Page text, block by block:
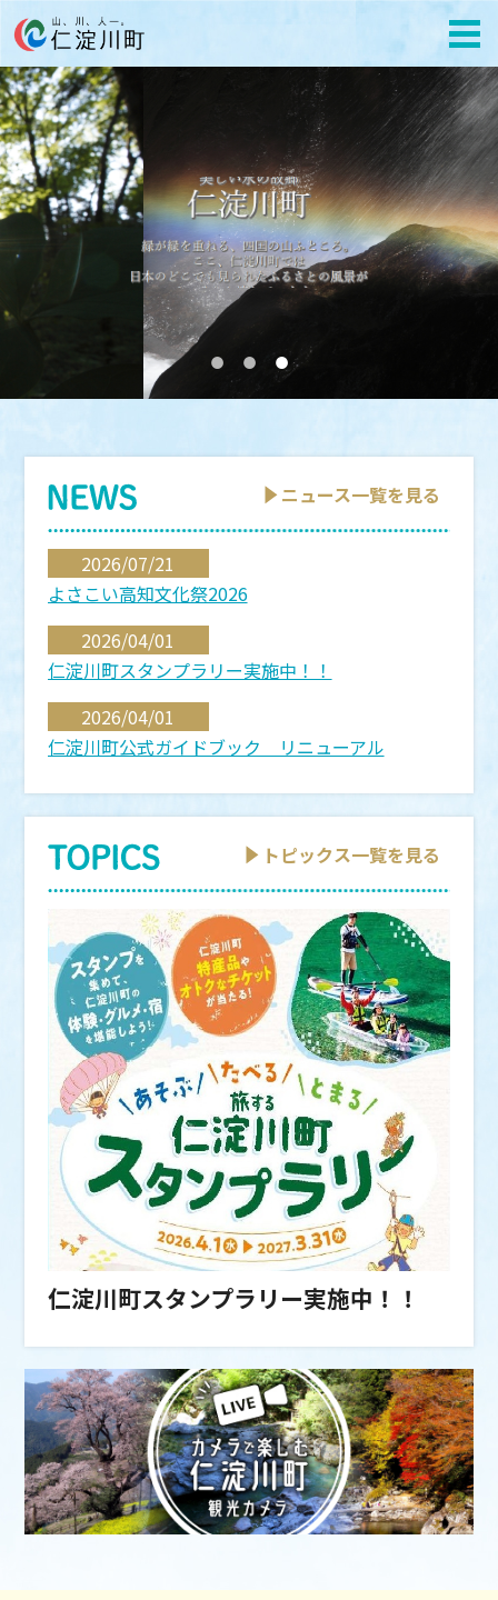
● ● ●
2026/07/21
よさこい高知文化祭2026
2026/04/01
仁淀川町スタンプラリー実施中！！
2026/04/01
仁淀川町公式ガイドブック リニューアル
2025/12/04
安居渓谷 宝来荘
2025/10/05
「ドンアルマス」が仁淀川町で撮影した動画を公
開！
2025/03/01
景観行政団体への移行について
2024/01/19
秋葉まつり
2023/08/02
第５９回高知県茶品評会が開催されました（土佐
茶振興協議会主催）
2023/03/06
仁淀川町ふれあい公園キャンプ場の利用について
2022/09/06
竹細工芸品
2020/07/03
LOGet!CARD(ロゲットカード)配布中です
2017/04/03
移住応援マガジン
ニュース一覧を見る
仁淀川町スタンプラリー実施中！！
トピックス一覧を見る